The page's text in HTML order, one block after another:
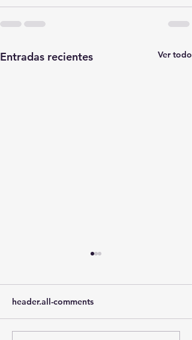
Entradas recientes Ver todo
header.all-comments